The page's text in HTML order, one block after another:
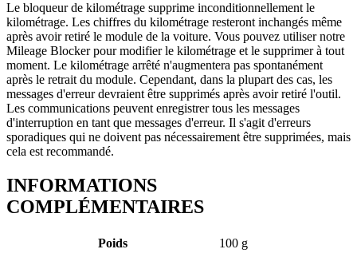
Le bloqueur de kilométrage supprime inconditionnellement le
kilométrage. Les chiffres du kilométrage resteront inchangés même
après avoir retiré le module de la voiture. Vous pouvez utiliser notre
Mileage Blocker pour modifier le kilométrage et le supprimer à tout
moment. Le kilométrage arrêté n'augmentera pas spontanément
après le retrait du module. Cependant, dans la plupart des cas, les
messages d'erreur devraient être supprimés après avoir retiré l'outil.
Les communications peuvent enregistrer tous les messages
d'interruption en tant que messages d'erreur. Il s'agit d'erreurs
sporadiques qui ne doivent pas nécessairement être supprimées, mais
cela est recommandé.
INFORMATIONS
COMPLÉMENTAIRES
Poids
100 g